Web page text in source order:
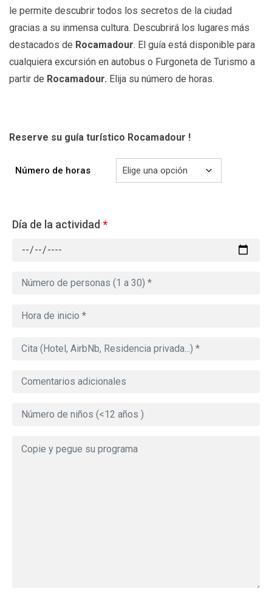
le permite descubrir todos los secretos de la ciudad
gracias a su inmensa cultura. Descubrirá los lugares más
destacados de Rocamadour. El guía está disponible para
cualquiera excursión en autobus o Furgoneta de Turismo a
partir de Rocamadour. Elija su número de horas.
Reserve su guía turístico Rocamadour !
Número de horas
Día de la actividad *